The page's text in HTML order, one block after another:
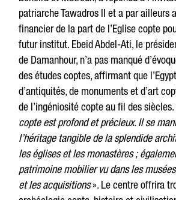
patriarche Tawadros II et a par ailleurs
financier de la part de l’Eglise copte
futur institut. Ebeid Abdel-Ati, le
de Damanhour, n’a pas manqué
des études coptes, affirmant que
d’antiquités, de monuments et d’art
de l’ingéniosité copte au fil des siècles.
copte est profond et précieux. Il se
l’héritage tangible de la splendide
les églises et les monastères ;
patrimoine mobilier vu dans les
et les acquisitions». Le centre offrira